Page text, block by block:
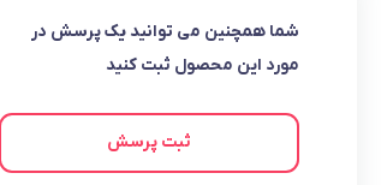
شما همچنین می توانید یک پرسش در
مورد این محصول ثبت کنید
ثبت پرسش